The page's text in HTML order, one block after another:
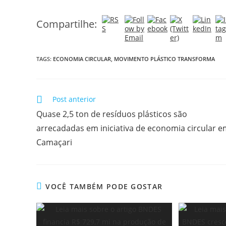
Compartilhe:
TAGS: ECONOMIA CIRCULAR, MOVIMENTO PLÁSTICO TRANSFORMA
Post anterior
Quase 2,5 ton de resíduos plásticos são
arrecadadas em iniciativa de economia circular
Camaçari
VOCÊ TAMBÉM PODE GOSTAR